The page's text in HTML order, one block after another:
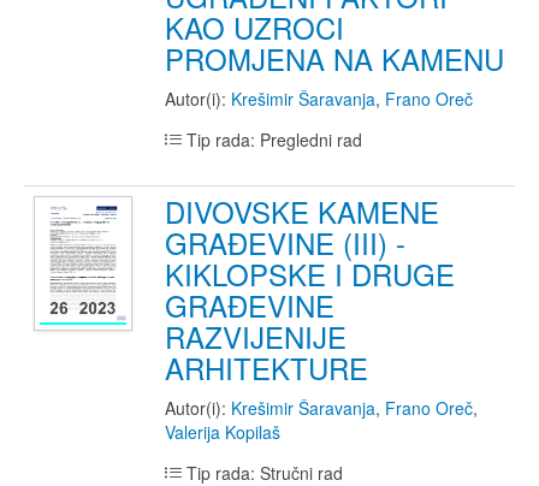
KAO UZROCI
PROMJENA NA KAMENU
Autor(i): Krešimir Šaravanja, Frano Oreč
Tip rada: Pregledni rad
DIVOVSKE KAMENE
GRAĐEVINE (III) -
KIKLOPSKE I DRUGE
GRAĐEVINE
RAZVIJENIJE
ARHITEKTURE
Autor(i): Krešimir Šaravanja, Frano Oreč,
Valerija Kopilaš
Tip rada: Stručni rad